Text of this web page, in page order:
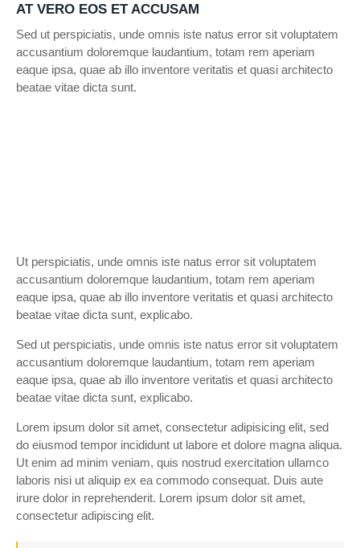
AT VERO EOS ET ACCUSAM
Sed ut perspiciatis, unde omnis iste natus error sit voluptatem
accusantium doloremque laudantium, totam rem aperiam
eaque ipsa, quae ab illo inventore veritatis et quasi architecto
beatae vitae dicta sunt.
Ut perspiciatis, unde omnis iste natus error sit voluptatem
accusantium doloremque laudantium, totam rem aperiam
eaque ipsa, quae ab illo inventore veritatis et quasi architecto
beatae vitae dicta sunt, explicabo.
Sed ut perspiciatis, unde omnis iste natus error sit voluptatem
accusantium doloremque laudantium, totam rem aperiam
eaque ipsa, quae ab illo inventore veritatis et quasi architecto
beatae vitae dicta sunt, explicabo.
Lorem ipsum dolor sit amet, consectetur adipisicing elit, sed
do eiusmod tempor incididunt ut labore et dolore magna aliqua.
Ut enim ad minim veniam, quis nostrud exercitation ullamco
laboris nisi ut aliquip ex ea commodo consequat. Duis aute
irure dolor in reprehenderit. Lorem ipsum dolor sit amet,
consectetur adipiscing elit.